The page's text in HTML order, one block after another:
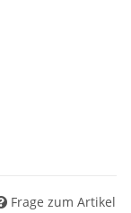
Frage zum Artikel